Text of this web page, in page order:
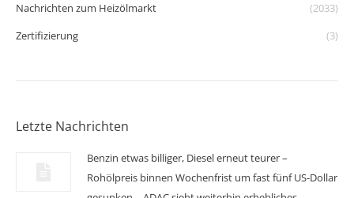
Nachrichten zum Heizölmarkt
(2033)
Zertifizierung
(3)
Letzte Nachrichten
Benzin etwas billiger, Diesel erneut teurer –
Rohölpreis binnen Wochenfrist um fast fünf US-Dollar